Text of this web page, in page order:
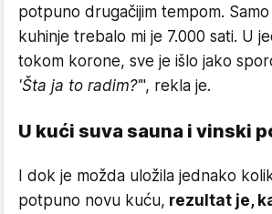
potpuno drugačijim tempom.
kuhinje trebalo mi je 7.000 sati. U
tokom korone, sve je išlo jako
'Šta ja to radim?'", rekla je.
U kući suva sauna i vinski
I dok je možda uložila jednako
potpuno novu kuću, rezultat je,